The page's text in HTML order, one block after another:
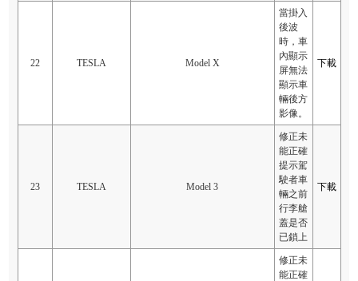
22 TESLA Model X
當掛入
後波
時，車
內顯示
屏無法
顯示車
輛後方
影像。
下載
23 TESLA Model 3
修正未
能正確
提示駕
駛者車
輛之前
行李艙
蓋是否
已鎖上
下載
修正未
能正確